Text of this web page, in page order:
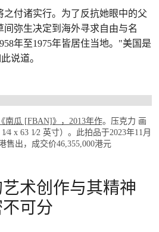
付诸实行。为了反抗她眼中的父
弥生决定到海外寻求自由与名
年至1975年皆居住当地。"美国是
说道。
打开链接 HTTPS://
南瓜 [FBAN]》，2013年作。压克力 画
x 63 1⁄2 英寸）。此拍品于2023年11月
售出，成交价46,355,000港元
术创作与其精神
可分